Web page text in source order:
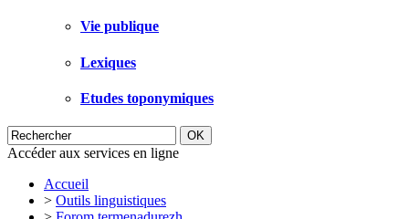
Vie publique
Lexiques
Etudes toponymiques
Accéder aux services en ligne
Accueil
> Outils linguistiques